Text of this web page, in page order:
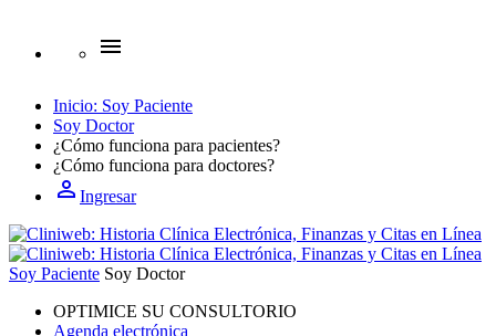
menu
Inicio: Soy Paciente
Soy Doctor
¿Cómo funciona para pacientes?
¿Cómo funciona para doctores?
person_outline Ingresar
Soy Paciente Soy Doctor
OPTIMICE SU CONSULTORIO
Agenda electrónica